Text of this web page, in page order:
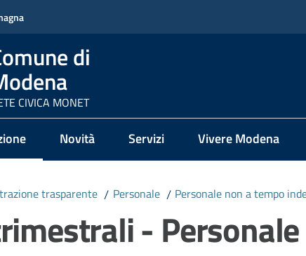
di
CIVICA MONET
Novità Servizi Vivere Modena
trasparente / Personale / Personale non a tempo
-